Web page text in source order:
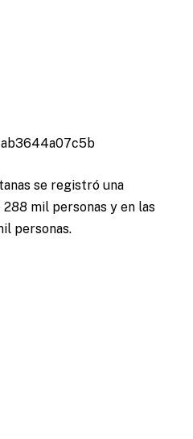
se registró una
mil personas y en las
personas.